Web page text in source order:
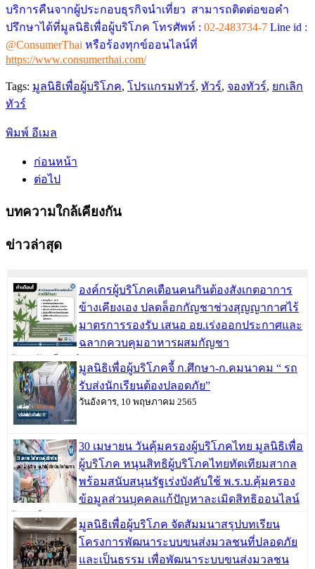
บริการคืนจากผู้ประกอบธุรกิจนำเที่ยว สามารถติดต่อขอคำ
ปรึกษาได้ที่มูลนิธิเพื่อผู้บริโภค โทรศัพท์ : 02-2483734-7 Line id :
@ConsumerThai หรือร้องทุกข์ออนไลน์ที่
https://www.consumerthai.com/
Tags: มูลนิธิเพื่อผู้บริโภค, โปรแกรมทัวร์, ทัวร์, จองทัวร์, ยกเลิก
ทัวร์
พิมพ์ อีเมล
ก่อนหน้า
ต่อไป
บทความใกล้เคียงกัน
ข่าวล่าสุด
องค์กรผู้บริโภคเตือนคนกินต้องสังเกตอาการ
ข้างเคียงเอง ปลดล็อกกัญชาช่วงสุญญากาศไร้
มาตรการรองรับ เสนอ อย.เร่งออกประกาศและ
ฉลากควบคุมอาหารผสมกัญชา
วันพฤหัสบดี, 09 มิถุนายน 2565
มูลนิธิเพื่อผู้บริโภคจี้ ก.ศึกษา-ก.คมนาคม “ รถ
รับส่งนักเรียนต้องปลอดภัย”
วันอังคาร, 10 พฤษภาคม 2565
30 เมษายน วันคุ้มครองผู้บริโภคไทย มูลนิธิเพื่อ
ผู้บริโภค หนุนสิทธิผู้บริโภคไทยทัดเทียมสากล
พร้อมสนับสนุนรัฐเร่งบังคับใช้ พ.ร.บ.คุ้มครอง
ข้อมูลส่วนบุคคลแก้ปัญหาละเมิดสิทธิออนไลน์
มูลนิธิเพื่อผู้บริโภค จัดสัมมนาสรุปบทเรียน
โครงการพัฒนาระบบขนส่งมวลชนที่ปลอดภัย
และเป็นธรรม เพื่อพัฒนาระบบขนส่งมวลชน